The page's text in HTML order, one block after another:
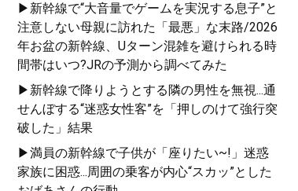
▶新幹線で“大音量でゲームを実況する息子”と
注意しない母親に訪れた「最悪」な末路/2026
年お盆の新幹線、Uターン混雑を避けられる時
間帯はいつ?JRの予測から調べてみた
▶新幹線で降りようとする隣の男性を無視...通
せんぼする“迷惑女性客”を「押しのけて強行突
破した」結果
▶満員の新幹線で子供が「座りたい~!」迷惑
家族に困惑...周囲の乗客が内心“スカッ”とした